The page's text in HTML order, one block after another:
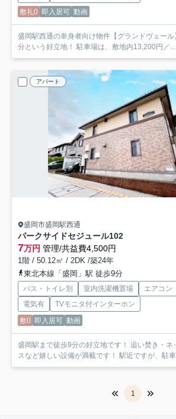
敷礼0 即入居可 動画
盛岡駅西通の単身者向け物件【グランドヴェール】！ 盛岡駅まで
分という好立地！ 駐車場は、敷地内13,200円／...
アパート
盛岡市盛岡駅西通
パークサイドセジュール102
7万円 管理/共益費4,500円
1階 / 50.12㎡ / 2DK /築24年
東北本線「盛岡」駅 徒歩9分
バス・トイレ別 室内洗濯機置場 エアコン
電気有
TVモニタ付インターホン
敷0 即入居可 動画
盛岡駅まで徒歩9分の好立地です！ 追い焚き・ネット無料・宅配ボック
スなど嬉しい設備が満載です！ 駅近です
1